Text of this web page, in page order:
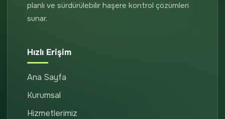
planlı ve sürdürülebilir haşere kontrol çözümleri
sunar.
Hızlı Erişim
Ana Sayfa
Kurumsal
Hizmetlerimiz